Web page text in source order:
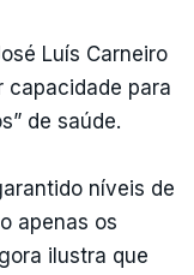
Luís Carneiro
capacidade para
de saúde.
níveis de
apenas os
ilustra que